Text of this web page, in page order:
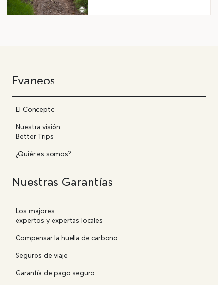
©
viajes".
Evaneos
El Concepto
Nuestra visión
Better Trips
¿Quiénes somos?
Nuestras Garantías
Los mejores
expertos y expertas locales
Compensar la huella de carbono
Seguros de viaje
Garantía de pago seguro